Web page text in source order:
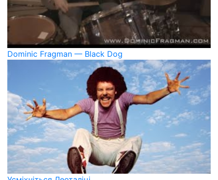
Dominic Fragman — Black Dog